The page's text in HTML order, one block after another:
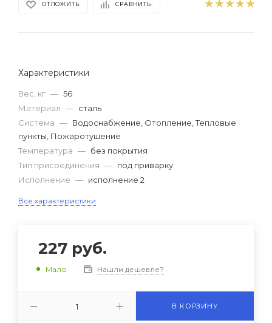
ОТЛОЖИТЬ СРАВНИТЬ
Характеристики
Вес, кг — 56
Материал — сталь
Система — Водоснабжение, Отопление, Тепловые
пункты, Пожаротушение
Температура — без покрытия
Тип присоединения — под приварку
Исполнение — исполнение 2
Все характеристики
227 руб.
Мало Нашли дешевле?
В КОРЗИНУ